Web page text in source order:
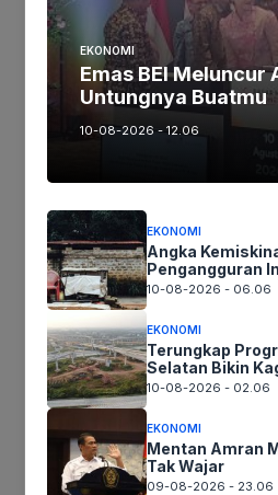
Komentar
Nama
Situs
web
Simpan nama, email, dan situs
untuk komentar saya berikutnya.
EKONOMI
Emas BEI Meluncur
Untungnya Buatmu
10-08-2026 - 12.06
EKONOMI
Angka
Pengangguran
10-08-2026 - 06.06
EKONOMI
Terungkap
Selatan Bikin
10-08-2026 - 02.06
EKONOMI
Mentan Amran
Tak Wajar
09-08-2026 - 23.06